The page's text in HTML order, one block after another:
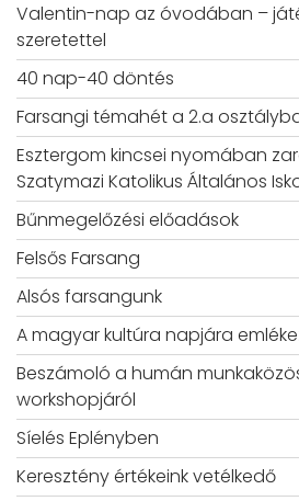
Valentin-nap az óvodában –
szeretettel
40 nap-40 döntés
Farsangi témahét a 2.a
Esztergom kincsei nyomában
Szatymazi Katolikus Általános
Bűnmegelőzési előadások
Felsős Farsang
Alsós farsangunk
A magyar kultúra napjára
Beszámoló a humán
workshopjáról
Síelés Eplényben
Keresztény értékeink vetélkedő